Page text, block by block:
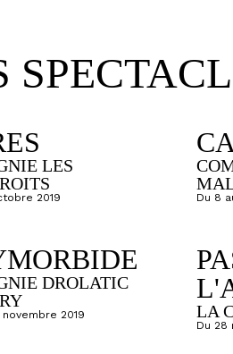
LES
2019 Du 8
DROLATIC
2019 LA
Du 28